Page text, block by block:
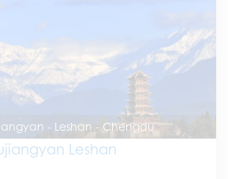
- Leshan - Chengdu
Leshan